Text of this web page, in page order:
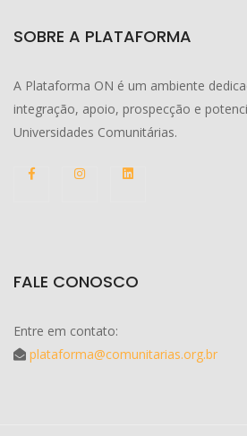
SOBRE A PLATAFORMA
A Plataforma ON é um ambiente
integração, apoio, prospecção e
Universidades Comunitárias.
FALE CONOSCO
Entre em contato:
plataforma@comunitarias.org.br